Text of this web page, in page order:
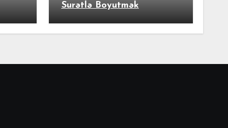
Surətlə Boyutmək